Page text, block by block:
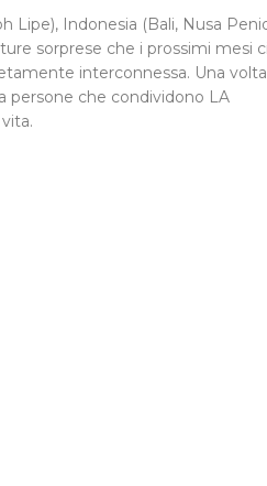
Lipe), Indonesia (Bali, Nusa
sorprese che i prossimi mesi ci
interconnessa. Una volta
persone che condividono LA